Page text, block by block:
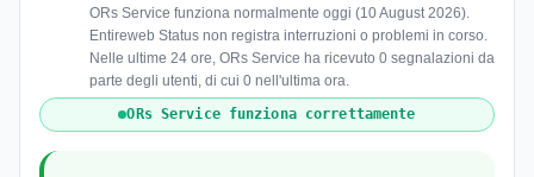
ORs Service funziona normalmente oggi (10 August 2026).
Entireweb Status non registra interruzioni o problemi in corso.
Nelle ultime 24 ore, ORs Service ha ricevuto 0 segnalazioni da
parte degli utenti, di cui 0 nell'ultima ora.
ORs Service funziona correttamente